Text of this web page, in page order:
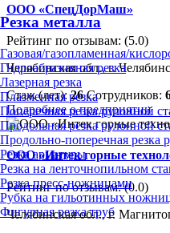
Резка металла
Газовая/газопламенная/
Гидроабразивная резка
Лазерная резка
Плазменная резка
Поперечная резка рулонной
Продольная резка рулонной
Продольно-поперечная резка
Резка арматуры
Резка на ленточнопильном
Резка пресс-ножницами
Рубка на гильотинных
Фигурная резка труб
ООО «СпецДорМаш»
Рейтинг по отзывам: (5.0)
Челябинская обл., г.
Стаж (лет):26 Сотрудников:
Подробнее о предприятии
ООО «Интек горные
Рейтинг по отзывам:(0.0)
Челябинская обл., г.